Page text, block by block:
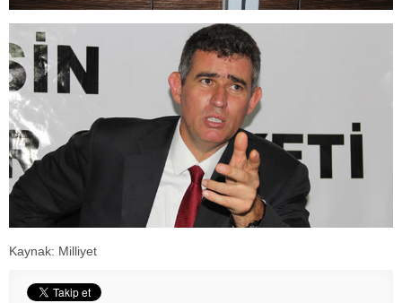
Kaynak: Milliyet